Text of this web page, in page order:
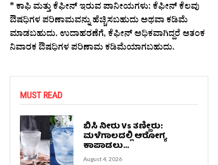
* ಕಾಫಿ ಮತ್ತು ಕೆಫೀನ್ ಇರುವ ಪಾನೀಯಗಳು: ಕೆಫೀನ್ ಕೆಲವು
ಔಷಧಿಗಳ ಪರಿಣಾಮವನ್ನು ಹೆಚ್ಚಿಸಬಹುದು ಅಥವಾ ಕಡಿಮೆ
ಮಾಡಬಹುದು. ಉದಾಹರಣೆಗೆ, ಕೆಫೀನ್ ಅಧಿಕವಾಗಿದ್ದರೆ ಆತಂಕ
ನಿವಾರಕ ಔಷಧಿಗಳ ಪರಿಣಾಮ ಕಡಿಮೆಯಾಗಬಹುದು.
MUST READ
ಬಿಸಿ ನೀರು Vs ತಣ್ಣೀರು:
ಮಳೆಗಾಲದಲ್ಲಿ ಆರೋಗ್ಯ
ಕಾಪಾಡಲು...
August 4, 2026